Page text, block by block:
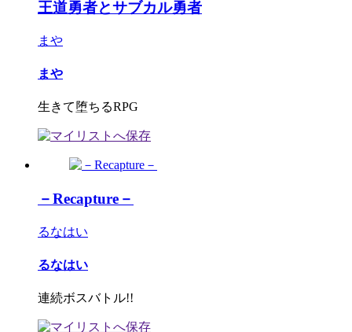
王道勇者とサブカル勇者
まや
まや
生きて堕ちるRPG
－Recapture－
るなはい
るなはい
連続ボスバトル!!